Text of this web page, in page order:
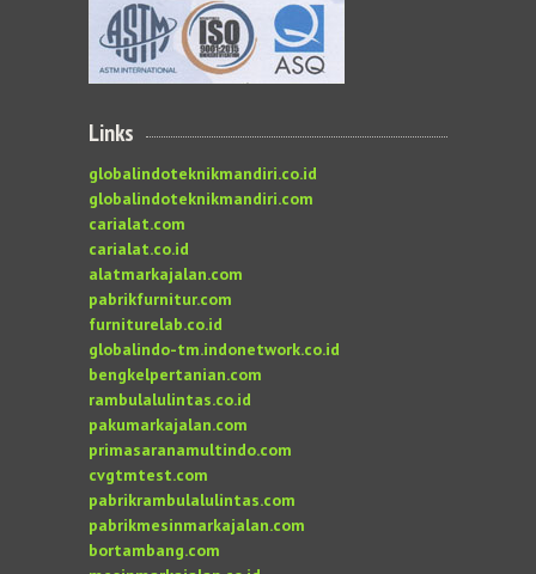
Links
globalindoteknikmandiri.co.id
globalindoteknikmandiri.com
carialat.com
carialat.co.id
alatmarkajalan.com
pabrikfurnitur.com
furniturelab.co.id
globalindo-tm.indonetwork.co.id
bengkelpertanian.com
rambulalulintas.co.id
pakumarkajalan.com
primasaranamultindo.com
cvgtmtest.com
pabrikrambulalulintas.com
pabrikmesinmarkajalan.com
bortambang.com